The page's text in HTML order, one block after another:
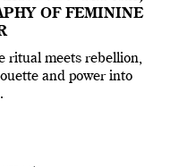
OF FEMININE
ritual meets rebellion,
and power into